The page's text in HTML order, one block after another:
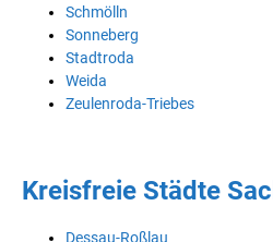
Schmölln
Sonneberg
Stadtroda
Weida
Zeulenroda-Triebes
Kreisfreie Städte
Dessau-Roßlau